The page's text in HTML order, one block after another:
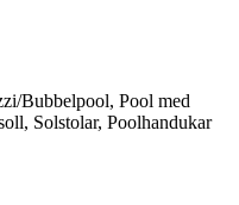
Bubbelpool, Pool med
Solstolar, Poolhandukar